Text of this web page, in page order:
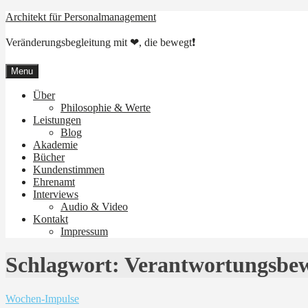
Skip
content
Architekt für Personalmanagement
Veränderungsbegleitung mit ❤, die bewegt❗
Menu
Über
Philosophie & Werte
Leistungen
Blog
Akademie
Bücher
Kundenstimmen
Ehrenamt
Interviews
Audio & Video
Kontakt
Impressum
Schlagwort:
Wochen-Impulse